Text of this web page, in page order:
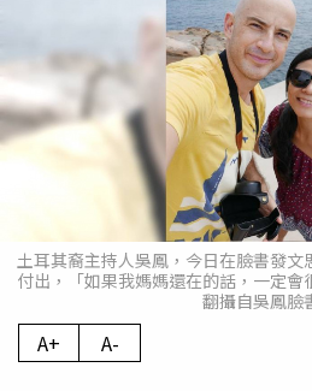
土耳其裔主持人吳鳳，今日在臉書發文
付出，「如果我媽媽還在的話，一定
翻攝自吳鳳臉
A+ A-